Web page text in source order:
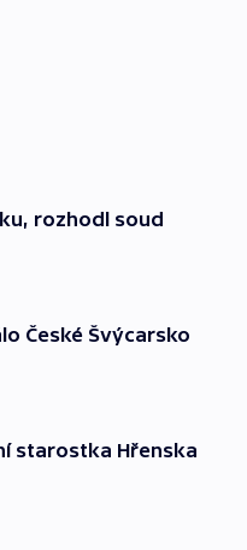
rozhodl soud
České Švýcarsko
starostka Hřenska